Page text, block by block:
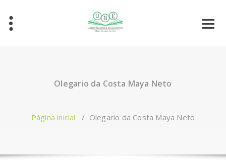
Olegario da Costa Maya Neto
Página inicial / Olegario da Costa Maya Neto